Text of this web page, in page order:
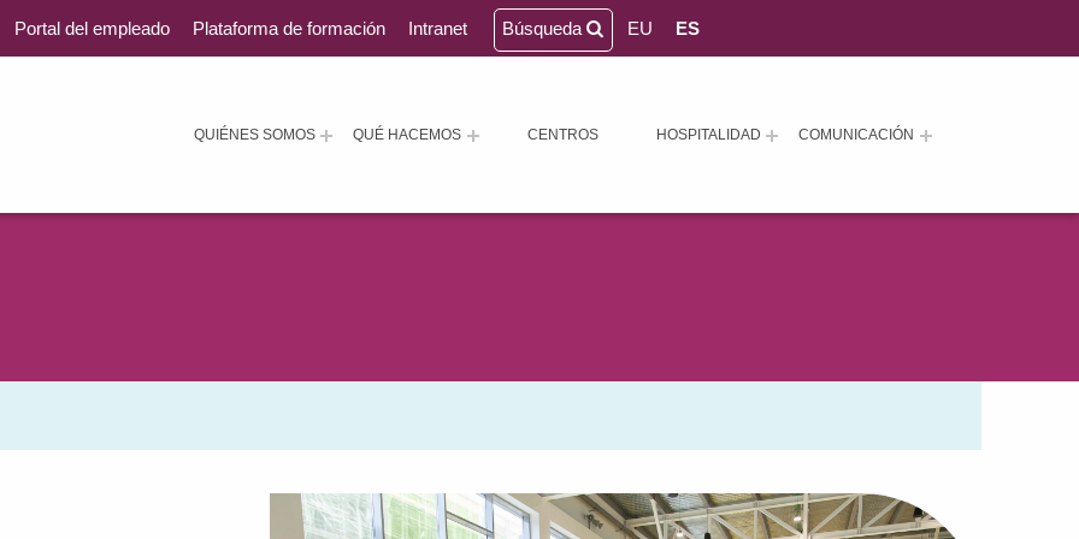
QUIÉNES SOMOS QUÉ HACEMOS CENTROS HOSPITALIDAD COMUNICACIÓN
Portal del empleado Plataforma de formación Intranet Búsqueda EU ES